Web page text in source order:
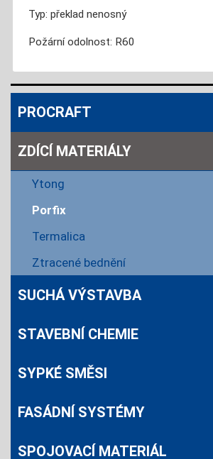
Typ: překlad nenosný
Požární odolnost: R60
PROCRAFT
ZDÍCÍ MATERIÁLY
Ytong
Porfix
Termalica
Ztracené bednění
SUCHÁ VÝSTAVBA
STAVEBNÍ CHEMIE
SYPKÉ SMĚSI
FASÁDNÍ SYSTÉMY
SPOJOVACÍ MATERIÁL